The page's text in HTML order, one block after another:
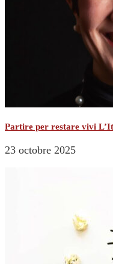
Partire per restare vivi
23 octobre 2025